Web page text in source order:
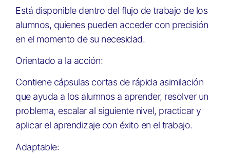
Está disponible dentro del flujo de trabajo de los
alumnos, quienes pueden acceder con precisión
en el momento de su necesidad.
Orientado a la acción:
Contiene cápsulas cortas de rápida asimilación
que ayuda a los alumnos a aprender, resolver un
problema, escalar al siguiente nivel, practicar y
aplicar el aprendizaje con éxito en el trabajo.
Adaptable: